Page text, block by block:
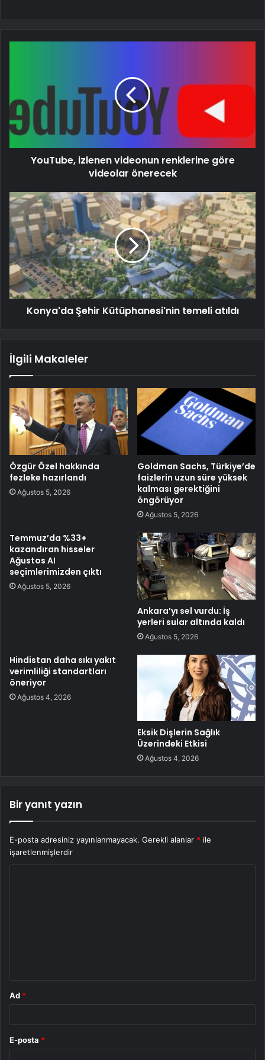
YouTube, izlenen videonun renklerine göre
videolar önerecek
Konya'da Şehir Kütüphanesi'nin temeli atıldı
İlgili Makaleler
Özgür Özel hakkında
fezleke hazırlandı
Ağustos 5, 2026
Goldman Sachs, Türkiye’de
faizlerin uzun süre yüksek
kalması gerektiğini
öngörüyor
Ağustos 5, 2026
Temmuz’da %33+
kazandıran hisseler
Ağustos AI
seçimlerimizden çıktı
Ağustos 5, 2026
Ankara’yı sel vurdu: İş
yerleri sular altında kaldı
Ağustos 5, 2026
Hindistan daha sıkı yakıt
verimliliği standartları
öneriyor
Ağustos 4, 2026
Eksik Dişlerin Sağlık
Üzerindeki Etkisi
Ağustos 4, 2026
Bir yanıt yazın
E-posta adresiniz yayınlanmayacak. Gerekli alanlar * ile
işaretlenmişlerdir
Ad *
E-posta *